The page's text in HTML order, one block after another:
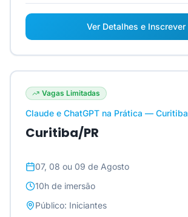
Ver Detalhes e Inscrever
Vagas Limitadas
Claude e ChatGPT na Prática — Curitiba
Curitiba/PR
07, 08 ou 09 de Agosto
10h de imersão
Público: Iniciantes